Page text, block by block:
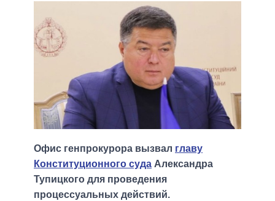
Офис генпрокурора вызвал главу
Конституционного суда Александра
Тупицкого для проведения
процессуальных действий.